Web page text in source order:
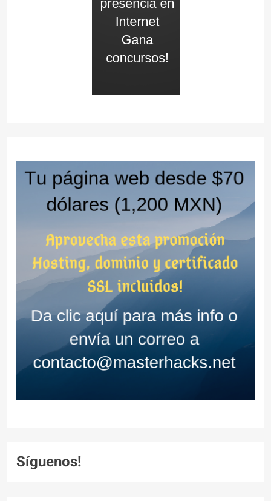
Síguenos!